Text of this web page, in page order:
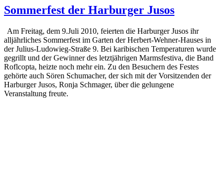
Sommerfest der Harburger Jusos
Am Freitag, dem 9.Juli 2010, feierten die Harburger Jusos ihr
alljährliches Sommerfest im Garten der Herbert-Wehner-Hauses in
der Julius-Ludowieg-Straße 9. Bei karibischen Temperaturen wurde
gegrillt und der Gewinner des letztjährigen Marmsfestiva, die Band
Roflcopta, heizte noch mehr ein. Zu den Besuchern des Festes
gehörte auch Sören Schumacher, der sich mit der Vorsitzenden der
Harburger Jusos, Ronja Schmager, über die gelungene
Veranstaltung freute.